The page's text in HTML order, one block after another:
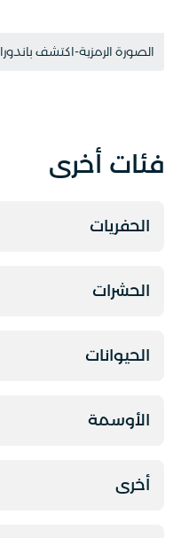
الصورة الرمزية-اكتشف باندورا
فئات أخرى
الحفريات
الحشرات
الحيوانات
الأوسمة
أخرى